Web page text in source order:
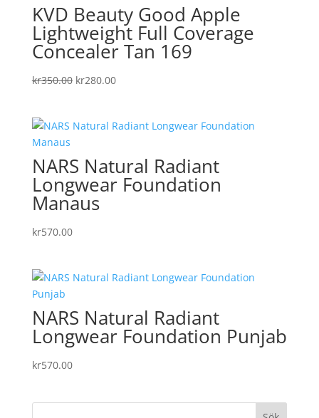
KVD Beauty Good Apple
Lightweight Full Coverage
Concealer Tan 169
kr350.00 Det
var:
kr280.00Det
är:
NARS Natural Radiant
Longwear Foundation
Manaus
kr570.00
NARS Natural Radiant
Longwear Foundation Punjab
kr570.00